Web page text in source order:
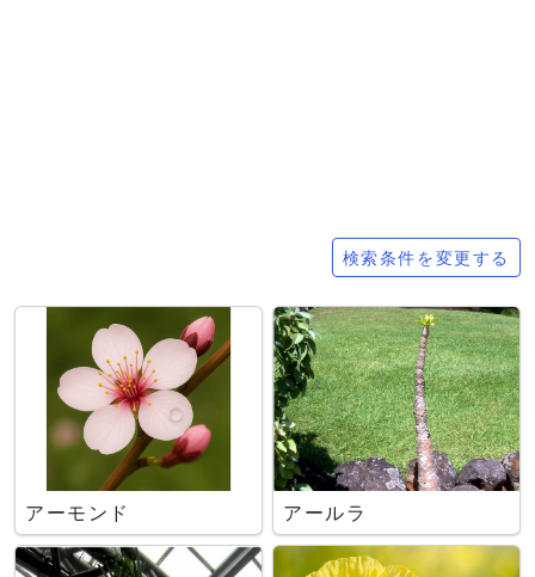
検索条件を変更する
アーモンド アールラ